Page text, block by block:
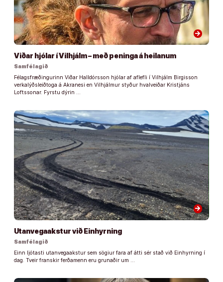
arrow_forward
Viðar hjólar í Vilhjálm – með peninga á heilanum
Samfélagið
Félagsfræðingurinn Viðar Halldórsson hjólar af aflefli í Vilhjálm Birgisson
verkalýðsleiðtoga á Akranesi en Vilhjálmur styður hvalveiðar Kristjáns
Loftssonar. Fyrstu dýrin …
arrow_forward
Utanvegaakstur við Einhyrning
Samfélagið
Einn ljótasti utanvegaakstur sem sögiur fara af átti sér stað við Einhyrning í
dag. Tveir franskir ferðamenn eru grunaðir um …